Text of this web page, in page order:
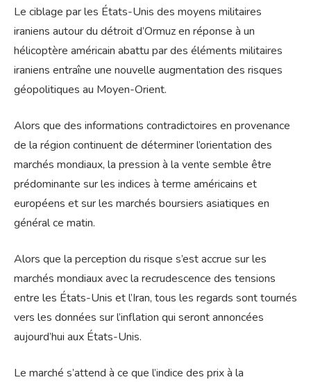
Le ciblage par les États-Unis des moyens militaires
iraniens autour du détroit d’Ormuz en réponse à un
hélicoptère américain abattu par des éléments militaires
iraniens entraîne une nouvelle augmentation des risques
géopolitiques au Moyen-Orient.
Alors que des informations contradictoires en provenance
de la région continuent de déterminer l’orientation des
marchés mondiaux, la pression à la vente semble être
prédominante sur les indices à terme américains et
européens et sur les marchés boursiers asiatiques en
général ce matin.
Alors que la perception du risque s’est accrue sur les
marchés mondiaux avec la recrudescence des tensions
entre les États-Unis et l’Iran, tous les regards sont tournés
vers les données sur l’inflation qui seront annoncées
aujourd’hui aux États-Unis.
Le marché s’attend à ce que l’indice des prix à la